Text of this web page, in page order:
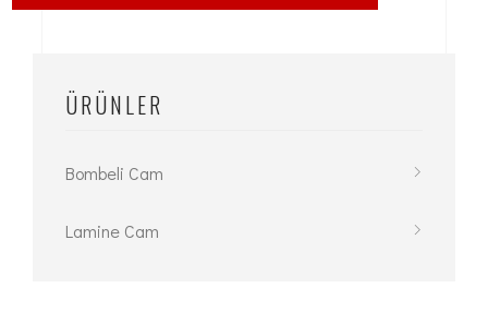
ÜRÜNLER
Bombeli Cam
Lamine Cam